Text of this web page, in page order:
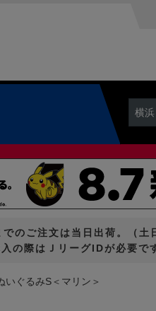
横浜
のご注文は当日出荷。（土
入の際はＪリーグIDが必要で
いぐるみS＜マリン＞